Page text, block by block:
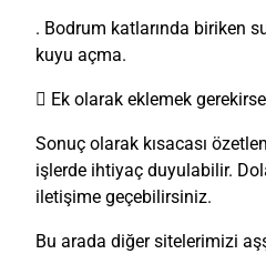
. Bodrum katlarında biriken
kuyu açma.
 Ek olarak eklemek
Sonuç olarak kısacası
işlerde ihtiyaç duyulabilir.
iletişime geçebilirsiniz.
Bu arada diğer sitelerimizi